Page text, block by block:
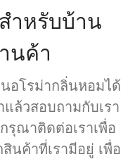
เครื่องพ่นไอน้ำอโรม่า
าพันธ์ 2020
คม 2017
ำหรับบ้าน
นค้า
อโรม่ากลิ่นหอมได้
ล้วสอบถามกับเรา
รุณาติดต่อเราเพื่อ
นค้าที่เรามีอยู่ เพื่อ